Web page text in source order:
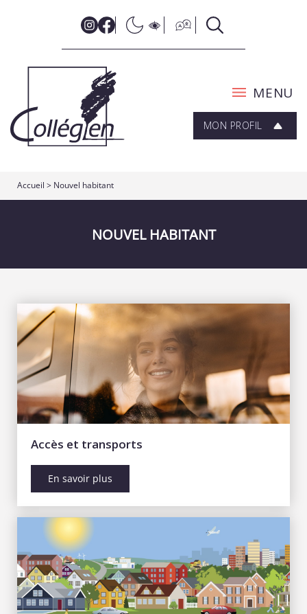
MENU
MON PROFIL
Accueil > Nouvel habitant
NOUVEL HABITANT
Accès et transports
En savoir plus